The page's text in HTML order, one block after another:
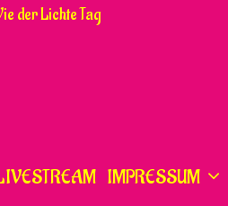
der Lichte Tag
IMPRESSUM